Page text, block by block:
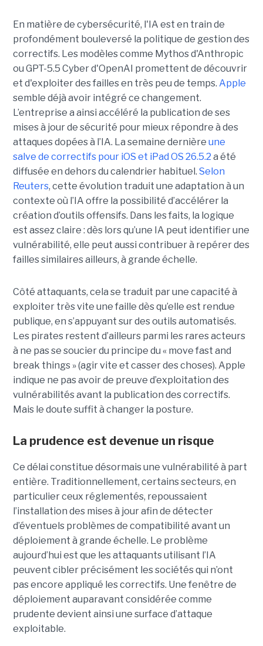
En matière de cybersécurité, l'IA est en train de
profondément bouleversé la politique de gestion des
correctifs. Les modèles comme Mythos d'Anthropic
ou GPT-5.5 Cyber d'OpenAI promettent de découvrir
et d'exploiter des failles en très peu de temps. Apple
semble déjà avoir intégré ce changement.
L’entreprise a ainsi accéléré la publication de ses
mises à jour de sécurité pour mieux répondre à des
attaques dopées à l’IA. La semaine dernière une
salve de correctifs pour iOS et iPad OS 26.5.2 a été
diffusée en dehors du calendrier habituel. Selon
Reuters, cette évolution traduit une adaptation à un
contexte où l’IA offre la possibilité d’accélérer la
création d’outils offensifs. Dans les faits, la logique
est assez claire : dès lors qu’une IA peut identifier une
vulnérabilité, elle peut aussi contribuer à repérer des
failles similaires ailleurs, à grande échelle.
Côté attaquants, cela se traduit par une capacité à
exploiter très vite une faille dès qu’elle est rendue
publique, en s’appuyant sur des outils automatisés.
Les pirates restent d’ailleurs parmi les rares acteurs
à ne pas se soucier du principe du « move fast and
break things » (agir vite et casser des choses). Apple
indique ne pas avoir de preuve d’exploitation des
vulnérabilités avant la publication des correctifs.
Mais le doute suffit à changer la posture.
La prudence est devenue un risque
Ce délai constitue désormais une vulnérabilité à part
entière. Traditionnellement, certains secteurs, en
particulier ceux réglementés, repoussaient
l’installation des mises à jour afin de détecter
d’éventuels problèmes de compatibilité avant un
déploiement à grande échelle. Le problème
aujourd’hui est que les attaquants utilisant l’IA
peuvent cibler précisément les sociétés qui n’ont
pas encore appliqué les correctifs. Une fenêtre de
déploiement auparavant considérée comme
prudente devient ainsi une surface d’attaque
exploitable.